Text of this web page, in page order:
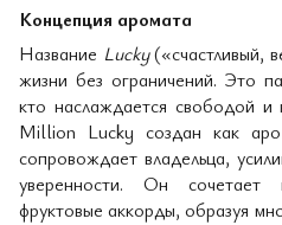
Концепция аромата
Название Lucky(«счастливый,
жизни без ограничений. Это
кто наслаждается свободой и
Million Lucky создан как
сопровождает владельца,
уверенности. Он сочетает
фруктовые аккорды, образуя